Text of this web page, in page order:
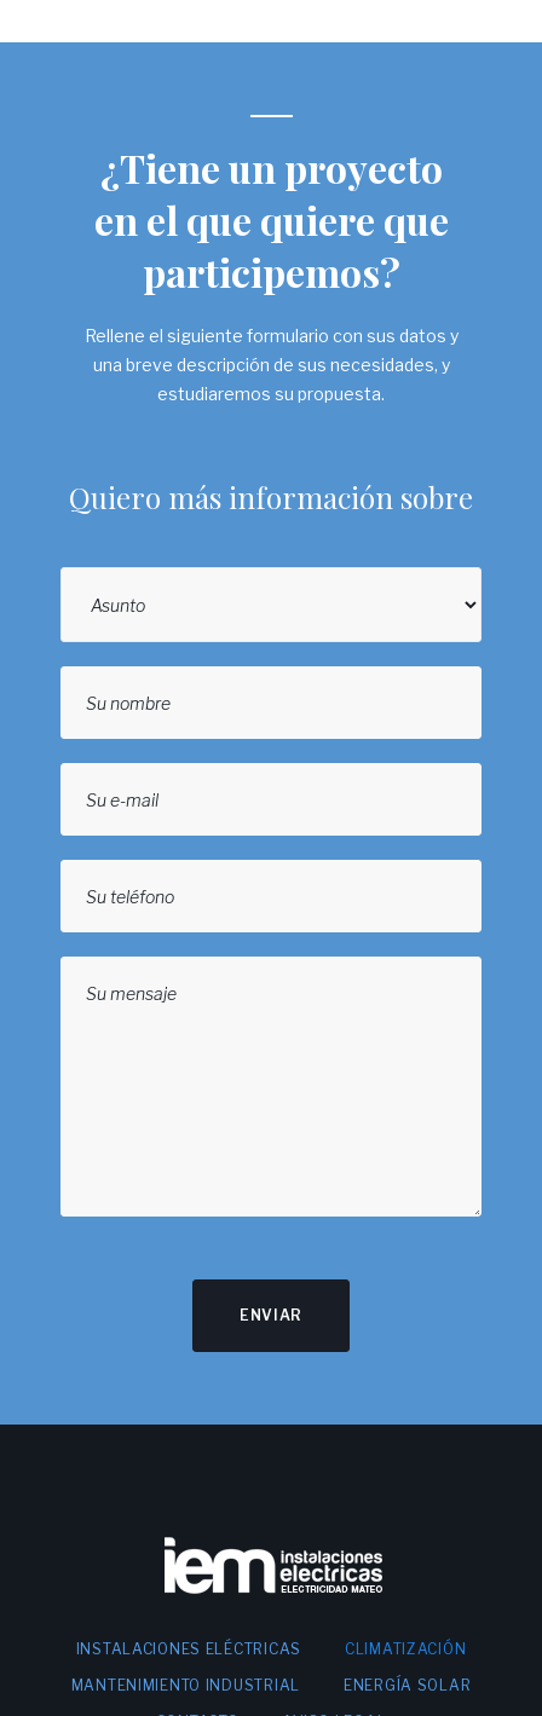
¿Tiene un proyecto
en el que quiere que
participemos?
Rellene el siguiente formulario con sus datos y
una breve descripción de sus necesidades, y
estudiaremos su propuesta.
Quiero más información sobre
ENVIAR
INSTALACIONES ELÉCTRICAS
CLIMATIZACIÓN
MANTENIMIENTO INDUSTRIAL
ENERGÍA SOLAR